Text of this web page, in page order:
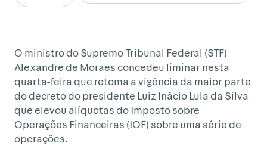
O ministro do Supremo Tribunal Federal (STF)
Alexandre de Moraes concedeu liminar nesta
quarta-feira que retoma a vigência da maior parte
do decreto do presidente Luiz Inácio Lula da Silva
que elevou alíquotas do Imposto sobre
Operações Financeiras (IOF) sobre uma série de
operações.